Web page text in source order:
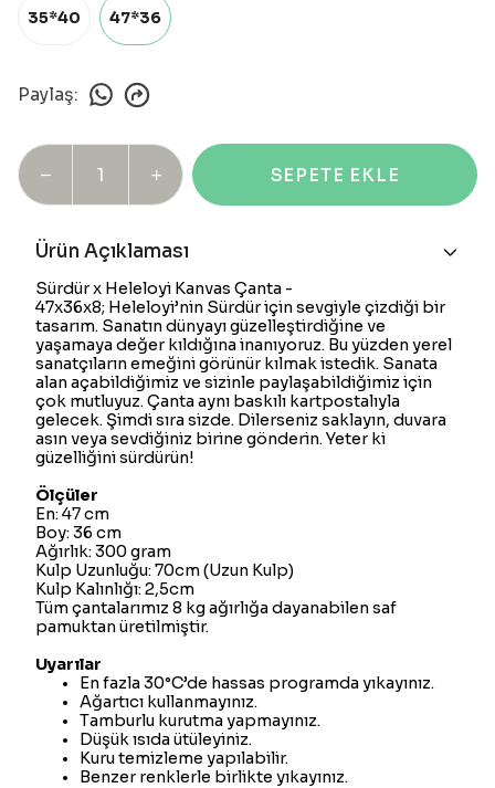
35*40 47*36
Paylaş:
SEPETE EKLE
Ürün Açıklaması
Sürdür x Heleloyi Kanvas Çanta -
47x36x8; Heleloyi’nin Sürdür için sevgiyle çizdiği bir
tasarım. Sanatın dünyayı güzelleştirdiğine ve
yaşamaya değer kıldığına inanıyoruz. Bu yüzden yerel
sanatçıların emeğini görünür kılmak istedik. Sanata
alan açabildiğimiz ve sizinle paylaşabildiğimiz için
çok mutluyuz.Çanta aynı baskılı kartpostalıyla
gelecek. Şimdi sıra sizde. Dilerseniz saklayın, duvara
asın veya sevdiğiniz birine gönderin. Yeter ki
güzelliğini sürdürün!
Ölçüler
En: 47 cm
Boy: 36 cm
Ağırlık: 300 gram
Kulp Uzunluğu: 70cm (Uzun Kulp)
Kulp Kalınlığı: 2,5cm
Tüm çantalarımız 8 kg ağırlığa dayanabilen saf
pamuktan üretilmiştir.
Uyarılar
En fazla 30°C’de hassas programda yıkayınız.
Ağartıcı kullanmayınız.
Tamburlu kurutma yapmayınız.
Düşük ısıda ütüleyiniz.
Kuru temizleme yapılabilir.
Benzer renklerle birlikte yıkayınız.